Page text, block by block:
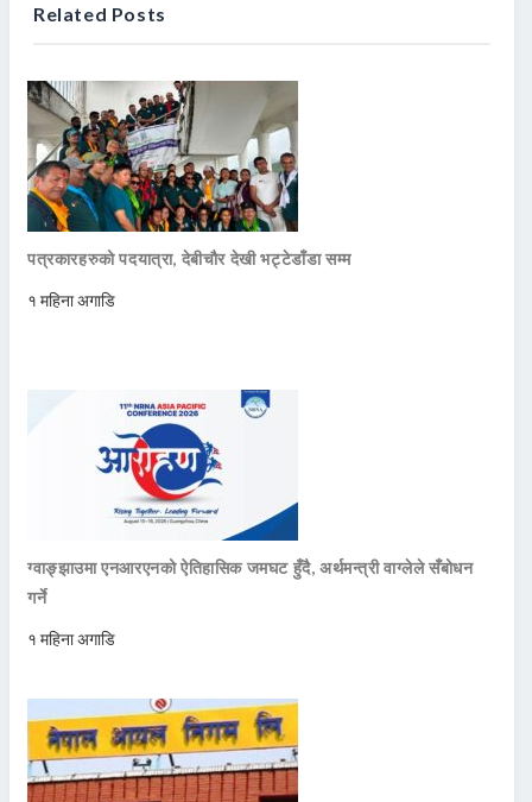
Related Posts
पत्रकारहरुको पदयात्रा, देबीचौर देखी भट्टेडाँडा सम्म
१ महिना अगाडि
ग्वाङ्झाउमा एनआरएनको ऐतिहासिक जमघट हुँदै, अर्थमन्त्री वाग्लेले सँबोधन
गर्ने
१ महिना अगाडि